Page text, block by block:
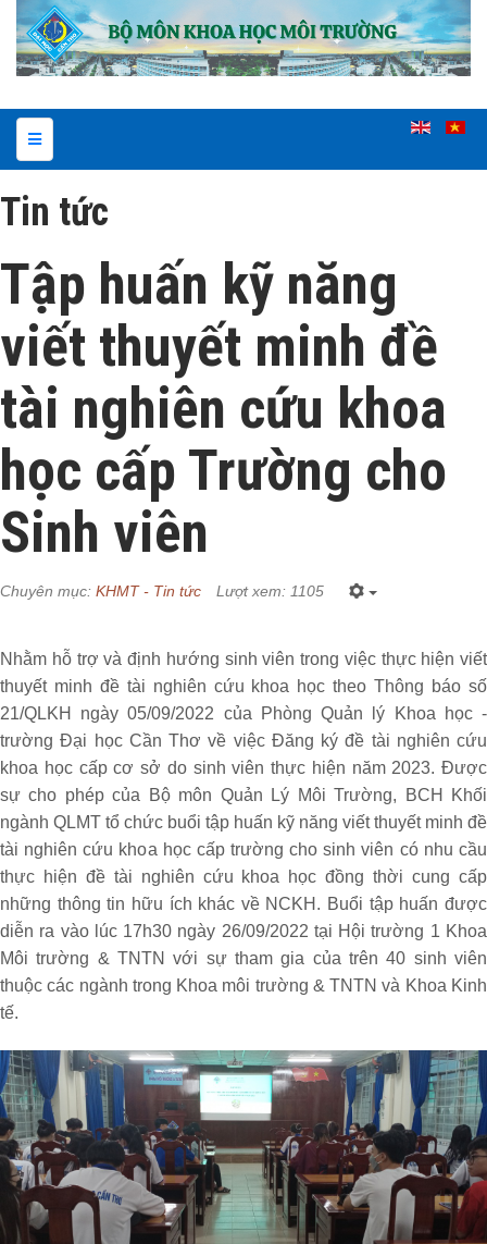
Tin tức
Tập huấn kỹ năng
viết thuyết minh đề
tài nghiên cứu khoa
học cấp Trường cho
Sinh viên
Chuyên mục: KHMT - Tin tức Lượt xem: 1105
Nhằm hỗ trợ và định hướng sinh viên trong việc thực hiện viết
thuyết minh đề tài nghiên cứu khoa học theo Thông báo số
21/QLKH ngày 05/09/2022 của Phòng Quản lý Khoa học -
trường Đại học Cần Thơ về việc Đăng ký đề tài nghiên cứu
khoa học cấp cơ sở do sinh viên thực hiện năm 2023. Được
sự cho phép của Bộ môn Quản Lý Môi Trường, BCH Khối
ngành QLMT tổ chức buổi tập huấn kỹ năng viết thuyết minh đề
tài nghiên cứu khoa học cấp trường cho sinh viên có nhu cầu
thực hiện đề tài nghiên cứu khoa học đồng thời cung cấp
những thông tin hữu ích khác về NCKH. Buổi tập huấn được
diễn ra vào lúc 17h30 ngày 26/09/2022 tại Hội trường 1 Khoa
Môi trường & TNTN với sự tham gia của trên 40 sinh viên
thuộc các ngành trong Khoa môi trường & TNTN và Khoa Kinh
tế.